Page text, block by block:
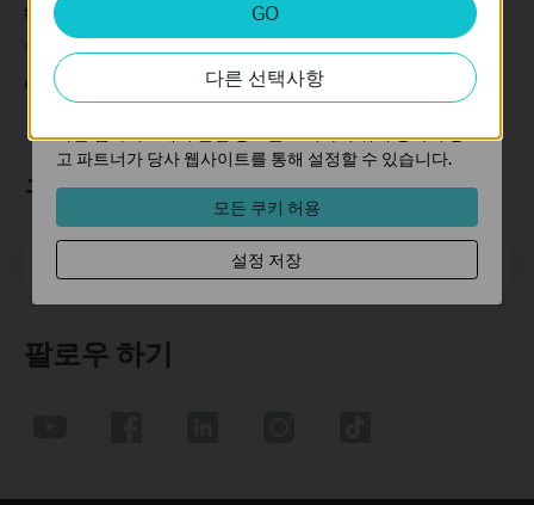
‡ Tapo Care는 https://www.tp-link.com/kr/tapocare/
에서 구독하실
수 있습니다.
이 제품의 사양 및 외관은 별도의 공지 없이 변경될 수 있습니다.
구독
팔로우 하기
GO
다른 선택사항
분석 쿠키는 웹사이트의 기능을 개선하고 조정하기 위해
웹사이트에서의 사용자 활동을 분석하는 데 사용하는 쿠키
입니다.
마케팅 쿠키는 귀하의 관심사에 대한 프로필을 생성하고
다른 웹사이트에서 관련 광고를 표시하기 위해 당사의 광
고 파트너가 당사 웹사이트를 통해 설정할 수 있습니다.
모든 쿠키 허용
설정 저장